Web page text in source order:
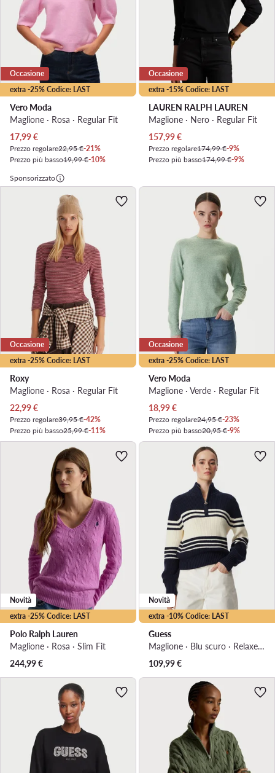
extra -25% Codice: LAST
Occasione
Vero Moda
Maglione · Rosa · Regular Fit
Prezzo attuale
17,99€
Prezzo regolare22,95 €-21%
Prezzo più basso19,99 €-10%
extra -15% Codice: LAST
Occasione
LAUREN RALPH LAUREN
Maglione · Nero · Regular Fit
Prezzo attuale
157,99€
Prezzo regolare174,99 €-9%
Prezzo più basso174,99 €-9%
Sponsorizzato
extra -25% Codice: LAST
Occasione
Roxy
Maglione · Rosa · Regular Fit
Prezzo attuale
22,99€
Prezzo regolare39,95 €-42%
Prezzo più basso25,99 €-11%
extra -25% Codice: LAST
Occasione
Vero Moda
Maglione · Verde · Regular Fit
Prezzo attuale
18,99€
Prezzo regolare24,95 €-23%
Prezzo più basso20,95 €-9%
extra -25% Codice: LAST
Novità
Polo Ralph Lauren
Maglione · Rosa · Slim Fit
244,99€
extra -10% Codice: LAST
Novità
Guess
Maglione · Blu scuro · Relaxed Fit
109,99€